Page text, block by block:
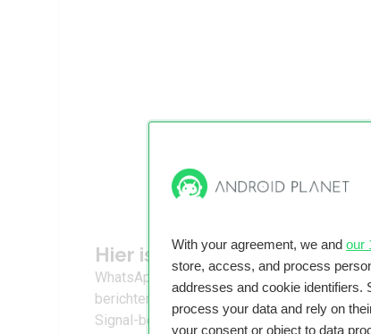
With your agreement, we and our
store, access, and process
addresses and cookie identifiers.
process your data and rely on
your consent or object to data
Hier is WhatsApp beter in
WhatsApp werkt beter in combinatie met
berichten door je stem te gebruiken. Signal
Signal-berichtje, moet je dus eerst de auto